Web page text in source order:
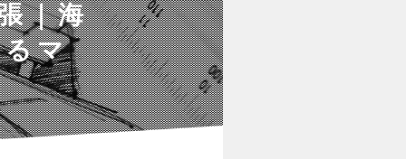
｜海
マ